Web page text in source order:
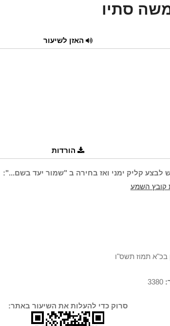
סתיו
האזן לשיעור
הורדות
לבצע קליק ימני ואז בחירה ב "שמור יעד בשם...":
קובץ השמע
בכ"א תמוז תשס"ו
סרוק כדי להעלות את השיעור באתר: